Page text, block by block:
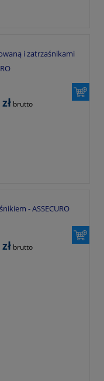
i zatrzaśnikami
brutto
- ASSECURO
brutto